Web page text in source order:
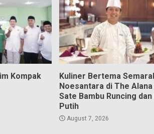
Kompak
Kuliner Bertema
Noesantara di The Alana
Sate Bambu Runcing
Putih
August 7, 2026